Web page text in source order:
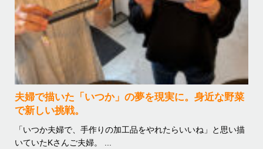
夫婦で描いた「いつか」の夢を現実に。身近な野菜
で新しい挑戦。
「いつか夫婦で、手作りの加工品をやれたらいいね」と思い描
いていたKさんご夫婦。 ...